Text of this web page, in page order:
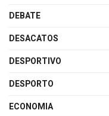
DEBATE
DESACATOS
DESPORTIVO
DESPORTO
ECONOMIA